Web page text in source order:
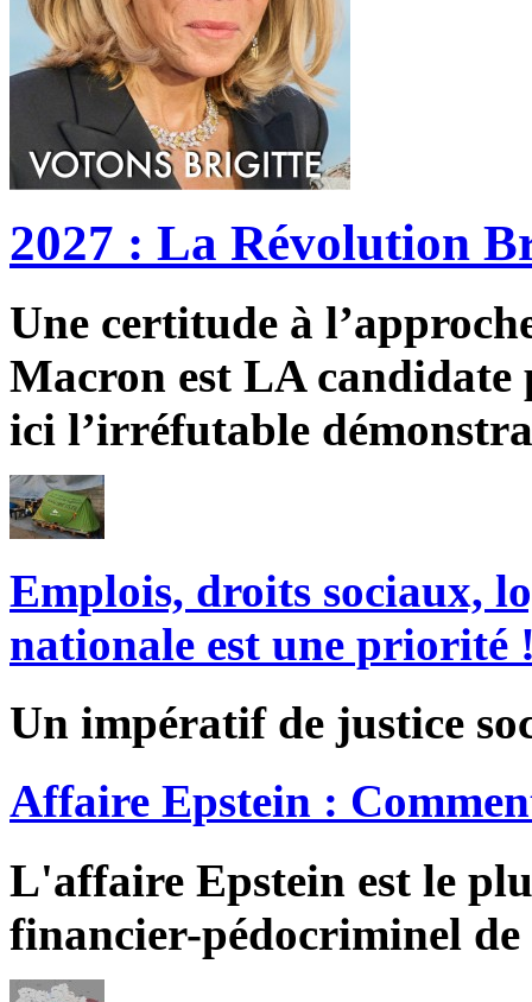
2027 : La Révolution
Une certitude à
Macron est LA candidate
ici l’irréfutable
Emplois, droits sociaux,
nationale est une priorité
Un impératif de justice
Affaire Epstein :
L'affaire Epstein est le
financier-pédocriminel